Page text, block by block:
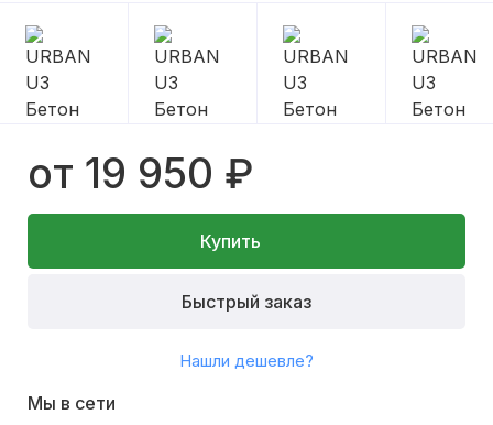
от 19 950 ₽
Купить
Быстрый заказ
Нашли дешевле?
Мы в сети